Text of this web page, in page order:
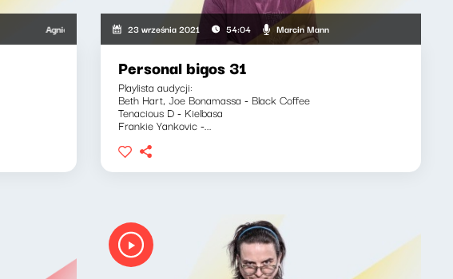
Agnieszka Lipka-Barnett, Marcin Mann
23 września 2021 54:04 Marcin Mann
Personal bigos 31
Playlista audycji:
Beth Hart, Joe Bonamassa - Black Coffee
Tenacious D - Kielbasa
Frankie Yankovic -...